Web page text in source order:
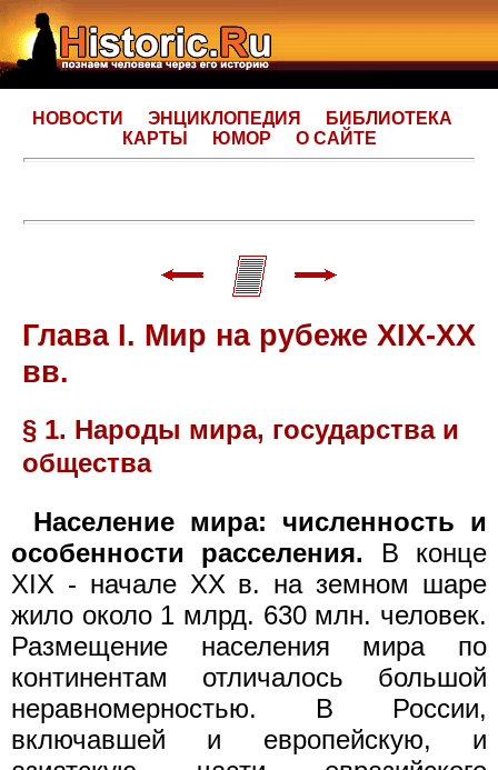
НОВОСТИ ЭНЦИКЛОПЕДИЯ
БИБЛИОТЕКА
КАРТЫ
ЮМОР О САЙТЕ
Глава I. Мир на рубеже XIX-XX
вв.
§ 1. Народы мира, государства и
общества
Население мира: численность и
особенности расселения. В конце
XIX - начале XX в. на земном шаре
жило около 1 млрд. 630 млн. человек.
Размещение населения мира по
континентам отличалось большой
неравномерностью. В России,
включавшей и европейскую, и